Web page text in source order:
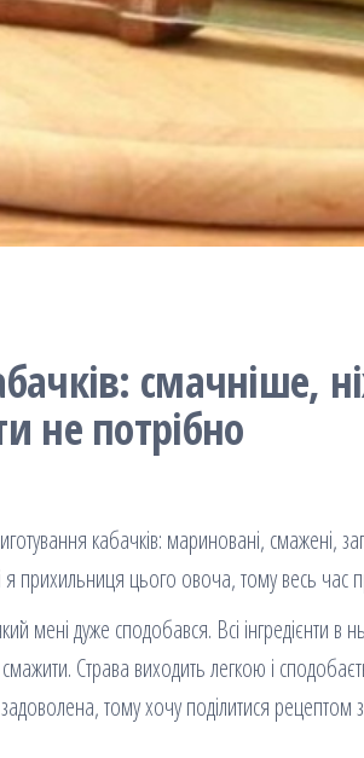
смачніше,
не потрібно
кабачків: мариновані, смажені,
я прихильниця цього овоча, тому весь час
дуже сподобався. Всі інгредієнти в
Страва виходить легкою і
задоволена, тому хочу поділитися рецептом